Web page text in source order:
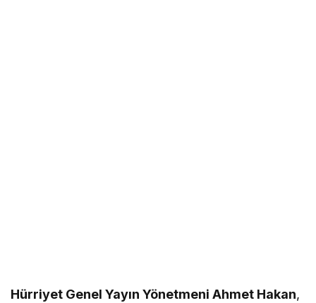
Hürriyet Genel Yayın Yönetmeni Ahmet Hakan,